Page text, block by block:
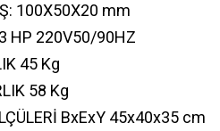
100X50X20 mm
HP 220V50/90HZ
45 Kg
58 Kg
BxExY 45x40x35 cm